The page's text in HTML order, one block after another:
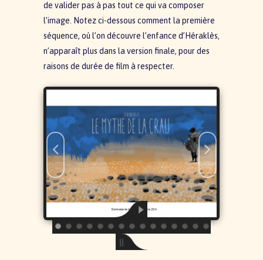
de valider pas à pas tout ce qui va composer
l’image. Notez ci-dessous comment la première
séquence, où l’on découvre l’enfance d’Héraklès,
n’apparaît plus dans la version finale, pour des
raisons de durée de film à respecter.